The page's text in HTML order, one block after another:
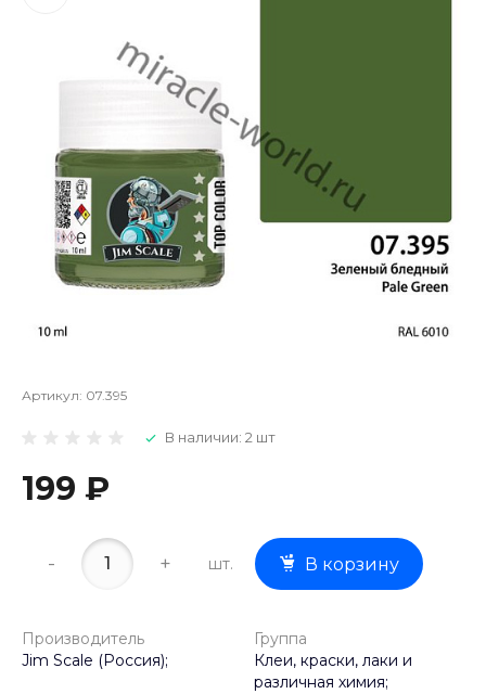
Артикул: 07.395
В наличии: 2 шт
199 ₽
- + шт. В корзину
Производитель
Jim Scale (Россия);
Группа
Клеи, краски, лаки и
различная химия;